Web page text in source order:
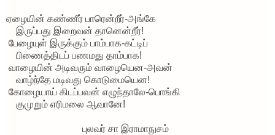
ஏழையின் கண்ணீர் பாரென்றீர்-அங்கே
இருப்பது இறைவன் தானென்றீர்!
பேழையுள் இருக்கும் பாம்பாக-கட்டிப்
பிணைத்திடப் பணமது தாம்பாக!
வாழையின் அடிவரும் வாழையென-அவன்
வாழ்ந்தே மடிவது கொடுமையென!
கோழையாய் கிடப்பவன் எழுந்தாலே-பொங்கி
குமுறும் எரிமலை ஆவானே!
புலவர் சா இராமாநுசம்